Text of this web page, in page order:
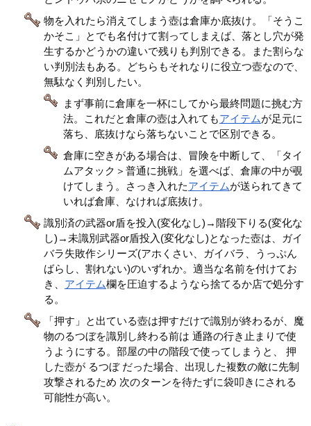
物を入れたら消えてしまう壺は倉庫か底抜け。「そうこ
かそこ」とでも名付けて割ってしまえば、落とし穴が発
生するかどうかの違いで残りも判別できる。また割らな
い判別法もある。どちらもそれなりに役立つ壺なので、
無駄なく判別したい。
まず事前に倉庫を一杯にしてから最終問題に挑む方
法。これだと倉庫の壺は入れてもアイテムが足元に
落ち、底抜けなら落ちないことで区別できる。
倉庫に空きがある場合は、冒険を中断して、「タイ
ムアタック＞普通に挑戦」を選べば、倉庫の中が覗
けてしまう。さっき入れたアイテムが送られてきて
いれば倉庫、なければ底抜け。
識別済の武器or盾を投入(変化なし)→階段下りる(変化な
し)→未識別武器or盾投入(変化なし)となった壺は、ガイ
バラ失敗作シリーズ(アホくさい、ガイバラ、うっぷん
ばらし、割れない)のいずれか。適当な名前を付けてお
き、 アイテム欄を圧迫するようなら捨てるか店で処分す
る。
「押す」と出ている壺は押すだけで識別が終わるが、魔
物のるつぼを識別し終わる前は 通路の行き止まりで使
うようにする。部屋の中の階段で使ってしまうと、 押
した壺が るつぼ だった場合、出現した複数の敵に先制
攻撃されるため 次のターンを待たずに袋叩きにされる
可能性が高い。